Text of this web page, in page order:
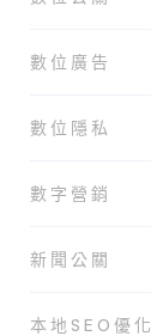
數位廣告
數位隱私
數字營銷
新聞公關
本地SEO優化